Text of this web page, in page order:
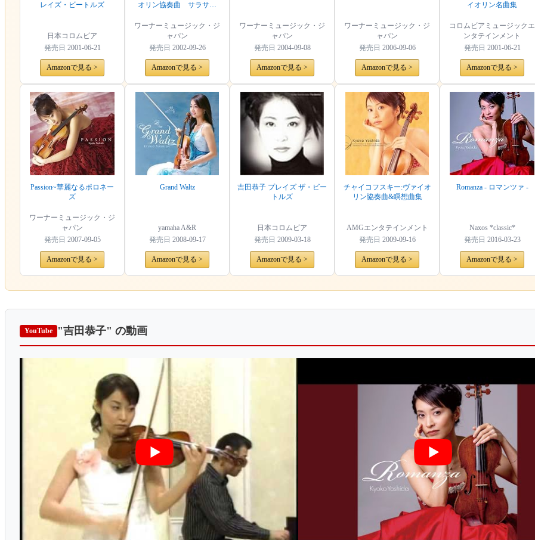
レイズ・ビートルズ
日本コロムビア
発売日 2001-06-21
Amazonで見る >
オリン協奏曲 サラサー
ワーナーミュージック・ジ
ャパン
発売日 2002-09-26
Amazonで見る >
ワーナーミュージック・ジ
ャパン
発売日 2004-09-08
Amazonで見る >
ワーナーミュージック・ジ
ャパン
発売日 2006-09-06
Amazonで見る >
イオリン名曲集
コロムビアミュージックエ
ンタテインメント
発売日 2001-06-21
Amazonで見る >
Passion~華麗なるポロネー
ズ
ワーナーミュージック・ジ
ャパン
発売日 2007-09-05
Amazonで見る >
Grand Waltz
yamaha A&R
発売日 2008-09-17
Amazonで見る >
吉田恭子 プレイズ ザ・ビー
トルズ
日本コロムビア
発売日 2009-03-18
Amazonで見る >
チャイコフスキー:ヴァイオ
リン協奏曲&瞑想曲集
AMGエンタテインメント
発売日 2009-09-16
Amazonで見る >
Romanza - ロマンツァ -
Naxos *classic*
発売日 2016-03-23
Amazonで見る >
YouTube "吉田恭子" の動画